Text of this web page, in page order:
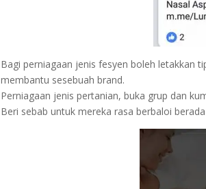
Bagi perniagaan jenis fesyen boleh letakkan
membantu sesebuah brand.
Perniagaan jenis pertanian, buka grup dan
Beri sebab untuk mereka rasa berbaloi